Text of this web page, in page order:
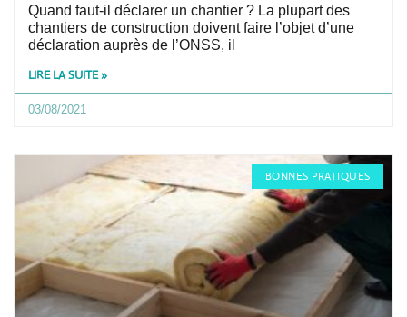
Quand faut-il déclarer un chantier ? La plupart des
chantiers de construction doivent faire l’objet d’une
déclaration auprès de l’ONSS, il
LIRE LA SUITE »
03/08/2021
BONNES PRATIQUES